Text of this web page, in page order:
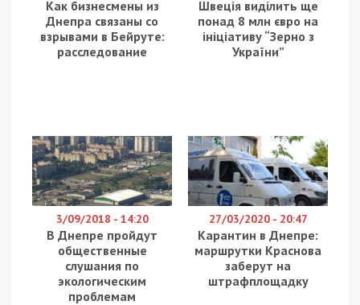
Как бизнесмены из
Днепра связаны со
взрывами в Бейруте:
расследование
Швеція виділить ще
понад 8 млн євро на
ініціативу “Зерно з
України”
3/09/2018 - 14:20
В Днепре пройдут
общественные
слушания по
экологическим
проблемам
27/03/2020 - 20:47
Карантин в Днепре:
маршрутки Краснова
заберут на
штрафплощадку